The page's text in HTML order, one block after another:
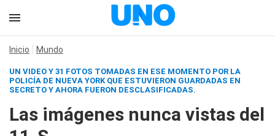
Inicio Mundo
UN VIDEO Y 31 FOTOS TOMADAS EN ESE MOMENTO POR LA
POLICÍA DE NUEVA YORK QUE ESTUVIERON GUARDADAS EN
SECRETO Y AHORA FUERON DESCLASIFICADAS.
Las imágenes nunca vistas del